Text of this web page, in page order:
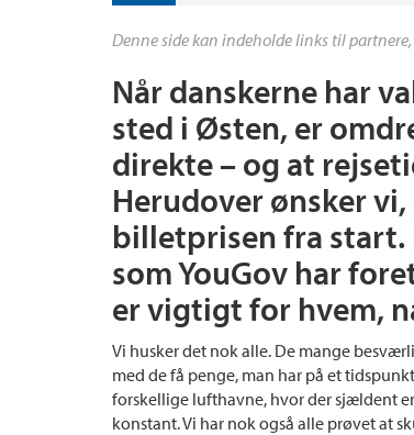
Denne side kan indeholde links til
Når danskerne har
sted i Østen, er
direkte – og at
Herudover ønsker
billetprisen fra start.
som YouGov har
er vigtigt for hvem,
Vi husker det nok alle. De mange
med de få penge, man har på et
forskellige lufthavne, hvor der sjældent
konstant. Vi har nok også alle prøvet at